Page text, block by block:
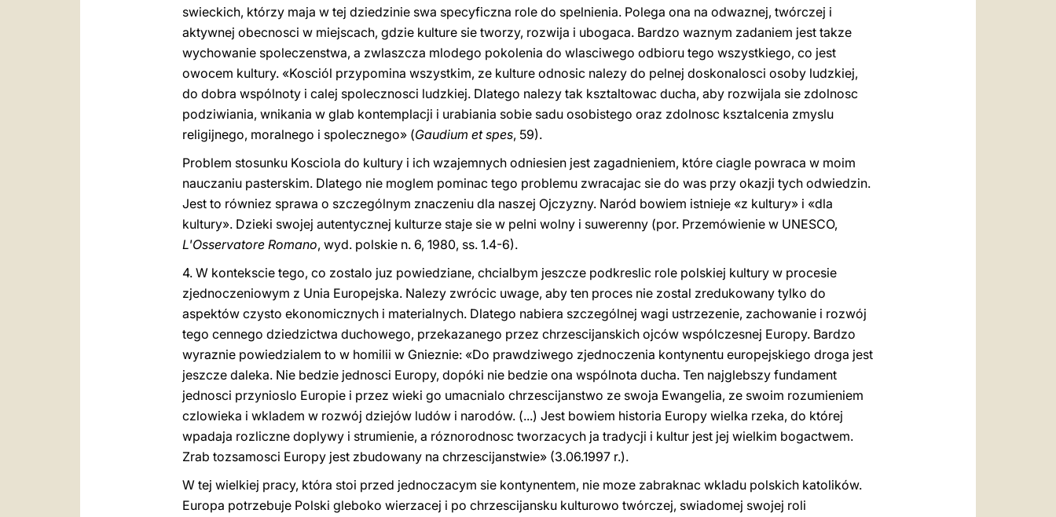
swieckich, którzy maja w tej dziedzinie swa specyficzna role do spelnienia. Polega ona na odwaznej, twórczej i
aktywnej obecnosci w miejscach, gdzie kulture sie tworzy, rozwija i ubogaca. Bardzo waznym zadaniem jest takze
wychowanie spoleczenstwa, a zwlaszcza mlodego pokolenia do wlasciwego odbioru tego wszystkiego, co jest
owocem kultury. «Kosciól przypomina wszystkim, ze kulture odnosic nalezy do pelnej doskonalosci osoby ludzkiej,
do dobra wspólnoty i calej spolecznosci ludzkiej. Dlatego nalezy tak ksztaltowac ducha, aby rozwijala sie zdolnosc
podziwiania, wnikania w glab kontemplacji i urabiania sobie sadu osobistego oraz zdolnosc ksztalcenia zmyslu
religijnego, moralnego i spolecznego» (Gaudium et spes, 59).
Problem stosunku Kosciola do kultury i ich wzajemnych odniesien jest zagadnieniem, które ciagle powraca w moim
nauczaniu pasterskim. Dlatego nie moglem pominac tego problemu zwracajac sie do was przy okazji tych odwiedzin.
Jest to równiez sprawa o szczególnym znaczeniu dla naszej Ojczyzny. Naród bowiem istnieje «z kultury» i «dla
kultury». Dzieki swojej autentycznej kulturze staje sie w pelni wolny i suwerenny (por. Przemówienie w UNESCO,
L'Osservatore Romano, wyd. polskie n. 6, 1980, ss. 1.4-6).
4. W kontekscie tego, co zostalo juz powiedziane, chcialbym jeszcze podkreslic role polskiej kultury w procesie
zjednoczeniowym z Unia Europejska. Nalezy zwrócic uwage, aby ten proces nie zostal zredukowany tylko do
aspektów czysto ekonomicznych i materialnych. Dlatego nabiera szczególnej wagi ustrzezenie, zachowanie i rozwój
tego cennego dziedzictwa duchowego, przekazanego przez chrzescijanskich ojców wspólczesnej Europy. Bardzo
wyraznie powiedzialem to w homilii w Gnieznie: «Do prawdziwego zjednoczenia kontynentu europejskiego droga jest
jeszcze daleka. Nie bedzie jednosci Europy, dopóki nie bedzie ona wspólnota ducha. Ten najglebszy fundament
jednosci przynioslo Europie i przez wieki go umacnialo chrzescijanstwo ze swoja Ewangelia, ze swoim rozumieniem
czlowieka i wkladem w rozwój dziejów ludów i narodów. (...) Jest bowiem historia Europy wielka rzeka, do której
wpadaja rozliczne doplywy i strumienie, a róznorodnosc tworzacych ja tradycji i kultur jest jej wielkim bogactwem.
Zrab tozsamosci Europy jest zbudowany na chrzescijanstwie» (3.06.1997 r.).
W tej wielkiej pracy, która stoi przed jednoczacym sie kontynentem, nie moze zabraknac wkladu polskich katolików.
Europa potrzebuje Polski gleboko wierzacej i po chrzescijansku kulturowo twórczej, swiadomej swojej roli